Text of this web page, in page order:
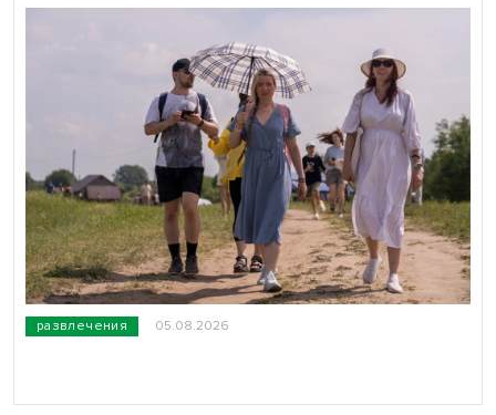
развлечения 05.08.2026